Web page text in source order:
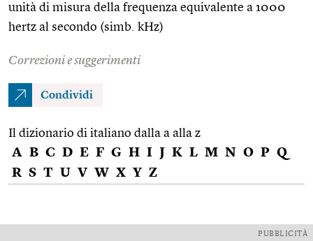
unità di misura della frequenza equivalente a 1000
hertz al secondo (simb. kHz)
Correzioni e suggerimenti
Condividi
Il dizionario di italiano dalla a alla z
A B C D E F G H I J K L M N O P Q
R S T U V W X Y Z
PUBBLICITÀ